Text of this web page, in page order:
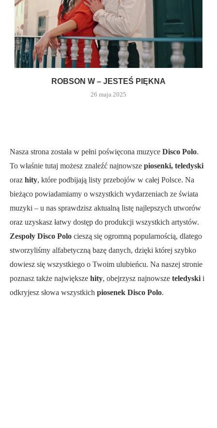
ROBSON W – JESTEŚ PIĘKNA
26 maja 2025
Nasza strona została w pełni poświęcona muzyce Disco Polo.
To właśnie tutaj możesz znaleźć najnowsze piosenki, teledyski
oraz hity, które podbijają listy przebojów w całej Polsce. Na
bieżąco powiadamiamy o wszystkich wydarzeniach ze świata
muzyki – u nas sprawdzisz aktualną listę najlepszych utworów
oraz uzyskasz łatwy dostęp do produkcji wszystkich artystów.
Zespoły Disco Polo cieszą się ogromną popularnością, dlatego
stworzyliśmy alfabetyczną bazę danych, dzięki której szybko
dowiesz się wszystkiego o Twoim ulubieńcu. Na naszej stronie
poznasz także największe hity, obejrzysz najnowsze teledyski i
odkryjesz słowa wszystkich piosenek Disco Polo.